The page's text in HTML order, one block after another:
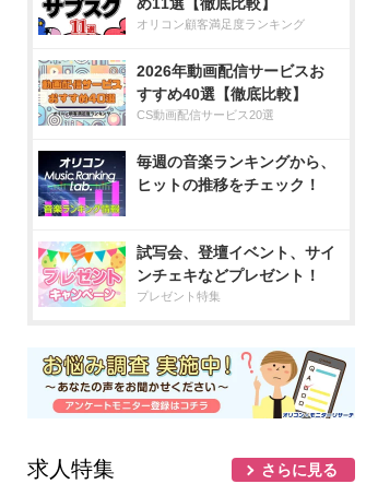
オリコン顧客満足度ランキング
2026年動画配信サービスお
すすめ40選【徹底比較】
CS動画配信サービス20選
毎週の音楽ランキングから、
ヒットの推移をチェック！
試写会、登壇イベント、サイ
ンチェキなどプレゼント！
プレゼント特集
求人特集 さらに見る